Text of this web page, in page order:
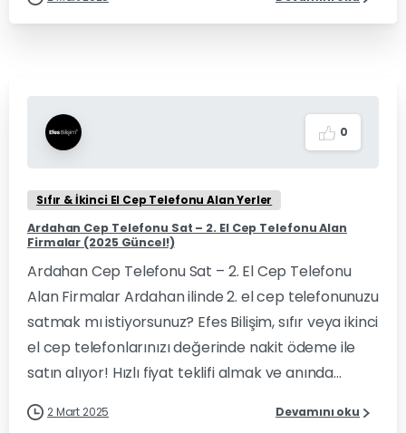
0
Sıfır & İkinci El Cep Telefonu Alan Yerler
Ardahan Cep Telefonu Sat – 2. El Cep Telefonu Alan
Firmalar (2025 Güncel!)
Ardahan Cep Telefonu Sat – 2. El Cep Telefonu
Alan Firmalar Ardahan ilinde 2. el cep telefonunuzu
satmak mı istiyorsunuz? Efes Bilişim, sıfır veya ikinci
el cep telefonlarınızı değerinde nakit ödeme ile
satın alıyor! Hızlı fiyat teklifi almak ve anında...
2 Mart 2025 Devamını oku